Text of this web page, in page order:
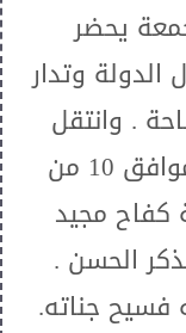
يحضر
وتدار
. وانتقل
إلى رحمة الله يوم الخميس الموافق 10 من
بعد رحلة كفاح مجيد
الحسن .
فسيح جناته.